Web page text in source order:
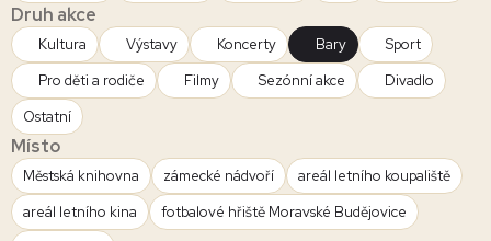
Druh akce
Kultura Výstavy Koncerty Bary
Sport
Pro děti a rodiče
Filmy Sezónní akce
Divadlo
Ostatní
Místo
Městská knihovna zámecké nádvoří
areál letního koupaliště
areál letního kina
fotbalové hřiště Moravské Budějovice